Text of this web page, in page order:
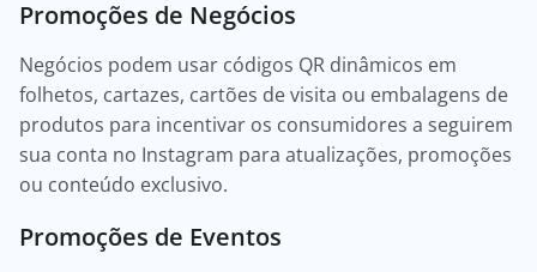
Promoções de Negócios
Negócios podem usar códigos QR dinâmicos em
folhetos, cartazes, cartões de visita ou embalagens de
produtos para incentivar os consumidores a seguirem
sua conta no Instagram para atualizações, promoções
ou conteúdo exclusivo.
Promoções de Eventos